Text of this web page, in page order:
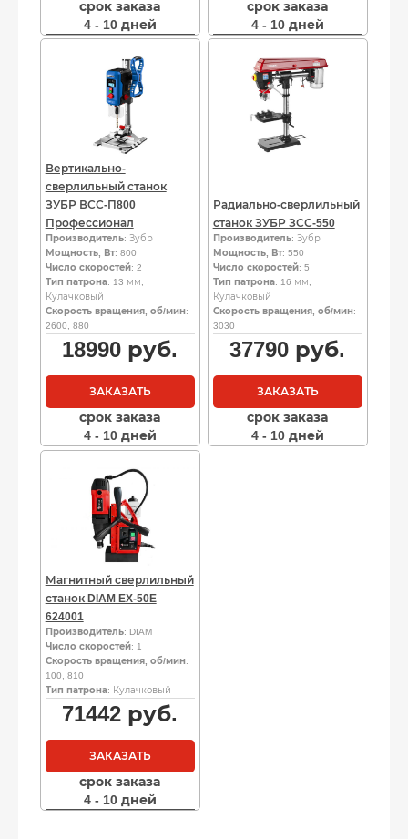
срок заказа
4 - 10 дней
срок заказа
4 - 10 дней
Вертикально-
сверлильный станок
ЗУБР ВСС-П800
Профессионал
Производитель: Зубр
Мощность, Вт: 800
Число скоростей: 2
Тип патрона: 13 мм,
Кулачковый
Скорость вращения, об/мин:
2600, 880
18990 руб.
ЗАКАЗАТЬ
срок заказа
4 - 10 дней
Радиально-сверлильный
станок ЗУБР ЗСС-550
Производитель: Зубр
Мощность, Вт: 550
Число скоростей: 5
Тип патрона: 16 мм,
Кулачковый
Скорость вращения, об/мин:
3030
37790 руб.
ЗАКАЗАТЬ
срок заказа
4 - 10 дней
Магнитный сверлильный
станок DIAM EX-50E
624001
Производитель: DIAM
Число скоростей: 1
Скорость вращения, об/мин:
100, 810
Тип патрона: Кулачковый
71442 руб.
ЗАКАЗАТЬ
срок заказа
4 - 10 дней